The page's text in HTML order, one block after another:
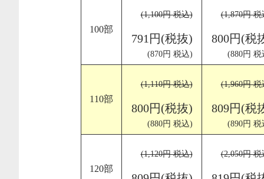
100部
(1,100円 税込)
791円(税抜)
(870円 税込)
(1,870円 税
800円(税
(880円 税
110部
(1,110円 税込)
800円(税抜)
(880円 税込)
(1,960円 税
809円(税
(890円 税
120部
(1,120円 税込) (2,050円 税